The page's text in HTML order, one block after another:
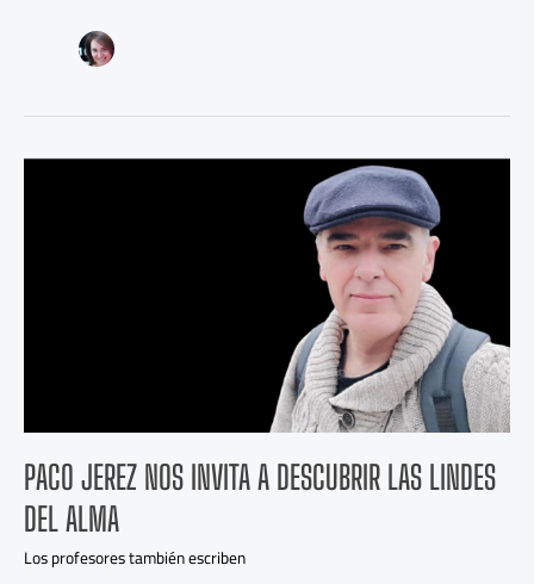
PACO JEREZ NOS INVITA A DESCUBRIR LAS LINDES
DEL ALMA
Los profesores también escriben
Paco